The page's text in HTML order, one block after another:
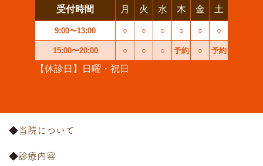
受付時間 月 火 水 木 金 土
9:00〜13:00 ○ ○ ○ ○ ○ ○
15:00〜20:00 ○ ○ ○ 予約 ○ 予約
【休診日】日曜・祝日
当院について
診療内容